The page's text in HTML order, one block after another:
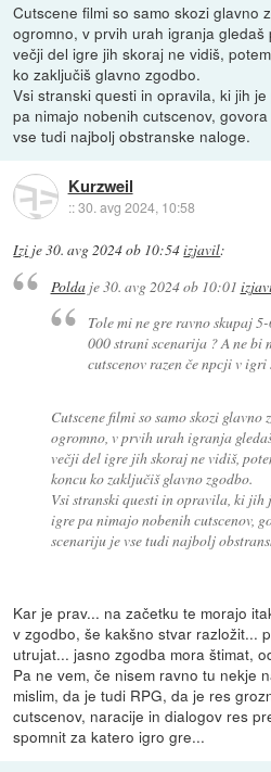
Cutscene filmi so samo skozi glavno
ogromno, v prvih urah igranja
večji del igre jih skoraj ne vidiš,
ko zaključiš glavno zgodbo.
Vsi stranski questi in opravila, ki jih
pa nimajo nobenih cutscenov,
vse tudi najbolj obstranske naloge.
Kurzweil
::30. avg 2024, 10:58
Izi je30. avg 2024 ob 10:54izjavil:
Poldaje30. avg 2024 ob 10:01
Tole mi ne gre ravno skupaj
000 strani scenarija ? A ne bi
cutscenov razen če npcji v
Cutscene filmi so samo skozi glavno
ogromno, v prvih urah igranja
večji del igre jih skoraj ne vidiš,
koncu ko zaključiš glavno zgodbo.
Vsi stranski questi in opravila, ki jih
igre pa nimajo nobenih cutscenov,
scenariju je vse tudi najbolj
Kar je prav... na začetku te morajo
v zgodbo, še kakšno stvar razložit...
utrujat... jasno zgodba mora štimat,
Pa ne vem, če nisem ravno tu nekje
mislim, da je tudi RPG, da je res
cutscenov, naracije in dialogov res
spomnit za katero igro gre...